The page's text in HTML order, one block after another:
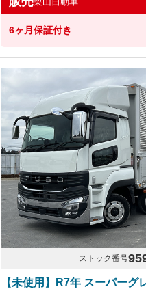
6ヶ月保証付き
ストック番号
【未使用】R7年 スーパーグ